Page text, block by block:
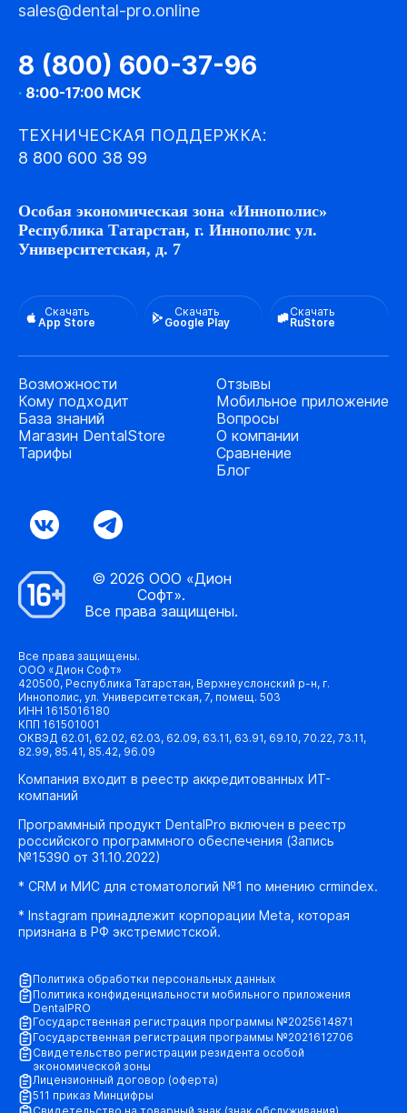
sales@dental-pro.online
8 (800) 600-37-96
· 8:00-17:00 МСК
ТЕХНИЧЕСКАЯ ПОДДЕРЖКА:
8 800 600 38 99
Особая экономическая зона «Иннополис»
Республика Татарстан, г. Иннополис ул.
Университетская, д. 7
Скачать
App Store
Скачать
Google Play
Скачать
RuStore
Возможности
Кому подходит
База знаний
Магазин DentalStore
Тарифы
Отзывы
Мобильное приложение
Вопросы
О компании
Сравнение
Блог
© 2026 ООО «Дион
Софт».
Все права защищены.
Все права защищены.
ООО «Дион Софт»
420500, Республика Татарстан, Верхнеуслонский р-н, г.
Иннополис, ул. Университетская, 7, помещ. 503
ИНН 1615016180
КПП 161501001
ОКВЭД 62.01, 62.02, 62.03, 62.09, 63.11, 63.91, 69.10, 70.22, 73.11,
82.99, 85.41, 85.42, 96.09
Компания входит в реестр аккредитованных ИТ-
компаний
Программный продукт DentalPro включен в реестр
российского программного обеспечения (Запись
№15390 от 31.10.2022)
* CRM и МИС для стоматологий №1 по мнению crmindex.
* Instagram принадлежит корпорации Meta, которая
признана в РФ экстремистской.
Политика обработки персональных данных
Политика конфиденциальности мобильного приложения
DentalPRO
Государственная регистрация программы №2025614871
Государственная регистрация программы №2021612706
Свидетельство регистрации резидента особой
экономической зоны
Лицензионный договор (оферта)
511 приказ Минцифры